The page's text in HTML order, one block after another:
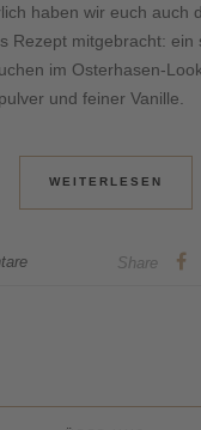
haben wir euch auch
Rezept mitgebracht: ein
im Osterhasen-
und feiner Vanille.
WEITERLESEN
Share